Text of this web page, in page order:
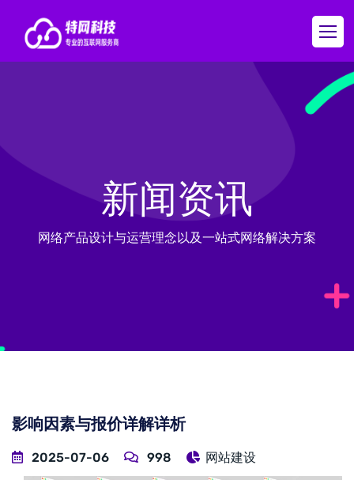
新闻资讯
网络产品设计与运营理念以及一站式网络解决方案
影响因素与报价详解详析
2025-07-06 998 网站建设